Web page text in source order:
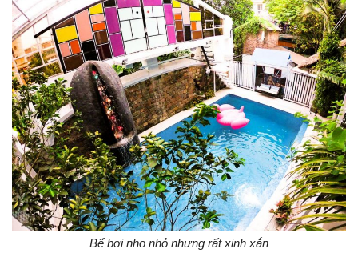
Bể bơi nho nhỏ nhưng rất xinh xắn